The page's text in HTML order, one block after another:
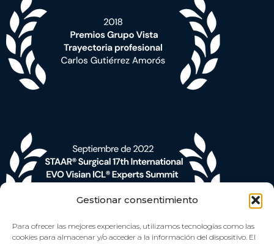
Gestionar consentimiento
Para ofrecer las mejores experiencias, utilizamos tecnologías como las
cookies para almacenar y/o acceder a la información del dispositivo. El